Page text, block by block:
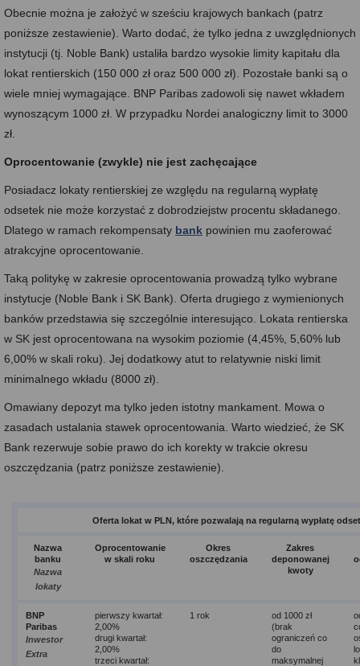
Obecnie można je założyć w sześciu krajowych bankach (patrz
poniższe zestawienie). Warto dodać, że tylko jedna z uwzględnionych
instytucji (tj. Noble Bank) ustaliła bardzo wysokie limity kapitału dla
lokat rentierskich (150 000 zł oraz 500 000 zł). Pozostałe banki są o
wiele mniej wymagające. BNP Paribas zadowoli się nawet wkładem
wynoszącym 1000 zł. W przypadku Nordei analogiczny limit to 3000
zł.
Oprocentowanie (zwykle) nie jest zachęcające
Posiadacz lokaty rentierskiej ze względu na regularną wypłatę
odsetek nie może korzystać z dobrodziejstw procentu składanego.
Dlatego w ramach rekompensaty bank powinien mu zaoferować
atrakcyjne oprocentowanie.
Taką politykę w zakresie oprocentowania prowadzą tylko wybrane
instytucje (Noble Bank i SK Bank). Oferta drugiego z wymienionych
banków przedstawia się szczególnie interesująco. Lokata rentierska
w SK jest oprocentowana na wysokim poziomie (4,45%, 5,60% lub
6,00% w skali roku). Jej dodatkowy atut to relatywnie niski limit
minimalnego wkładu (8000 zł).
Omawiany depozyt ma tylko jeden istotny mankament. Mowa o
zasadach ustalania stawek oprocentowania. Warto wiedzieć, że SK
Bank rezerwuje sobie prawo do ich korekty w trakcie okresu
oszczędzania (patrz poniższe zestawienie).
Oferta lokat w PLN, które pozwalają na regularną wypłatę
Nazwa
banku
Nazwa
lokaty
Oprocentowanie
w skali roku
Okres
oszczędzania
Zakres
deponowanej
kwoty
BNP
Paribas
Inwestor
Extra
pierwszy kwartał:
2,00%
drugi kwartał:
2,00%
trzeci kwartał:
1 rok
od 1000 zł
(brak
ograniczeń co
do
maksymalnej